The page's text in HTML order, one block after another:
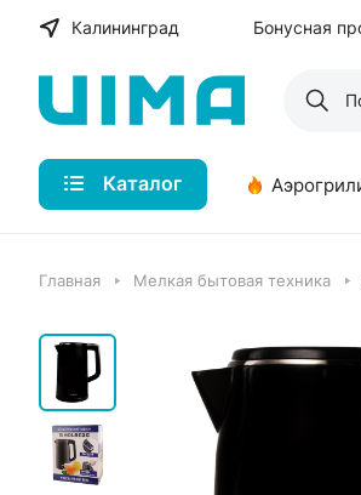
Калининград Бонусная
Каталог
Главная Мелкая бытовая техника